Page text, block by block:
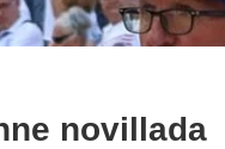
novillada